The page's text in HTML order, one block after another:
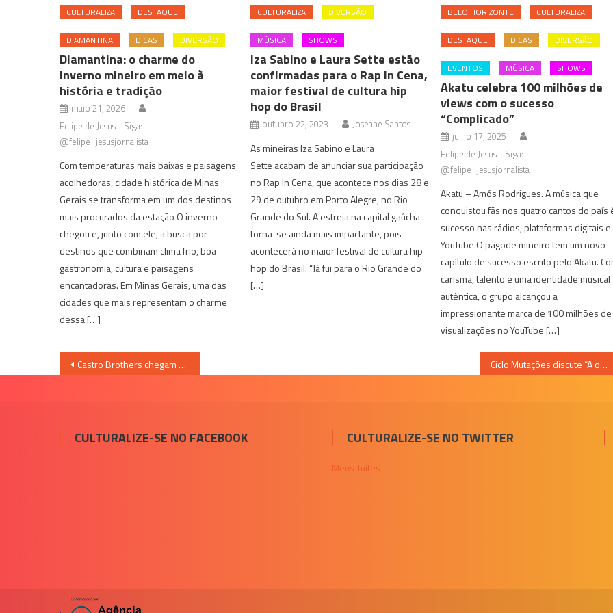
CULTURALIZA DESTAQUE
DIAMANTINA DICAS DIVERSÃO
Diamantina: o charme do
inverno mineiro em meio à
história e tradição
maio 21, 2026
Felipe de Jesus - Siga:
@felipe_jesusjornalista
Com temperaturas mais baixas e paisagens
acolhedoras, cidade histórica de Minas
Gerais se transforma em um dos destinos
mais procurados da estação O inverno
chegou e, junto com ele, a busca por
destinos que combinam clima frio, boa
gastronomia, cultura e paisagens
encantadoras. Em Minas Gerais, uma das
cidades que mais representam o charme
dessa […]
CULTURALIZA DIVERSÃO
MÚSICA SHOWS
Iza Sabino e Laura Sette estão
confirmadas para o Rap In Cena,
maior festival de cultura hip
hop do Brasil
outubro 22, 2023 Joseane Santos
As mineiras Iza Sabino e Laura
Sette acabam de anunciar sua participação
no Rap In Cena, que acontece nos dias 28 e
29 de outubro em Porto Alegre, no Rio
Grande do Sul. A estreia na capital gaúcha
torna-se ainda mais impactante, pois
acontecerá no maior festival de cultura hip
hop do Brasil. “Já fui para o Rio Grande do
[…]
BELO HORIZONTE CULTURALIZA
DESTAQUE DICAS DIVERSÃO
EVENTOS MÚSICA SHOWS
Akatu celebra 100 milhões de
views com o sucesso
“Complicado”
julho 17, 2025
Felipe de Jesus - Siga:
@felipe_jesusjornalista
Akatu – Amós Rodrigues. A música que
conquistou fãs nos quatro cantos do país
sucesso nas rádios, plataformas digitais e
YouTube O pagode mineiro tem um novo
capítulo de sucesso escrito pelo Akatu.
carisma, talento e uma identidade musical
autêntica, o grupo alcançou a
impressionante marca de 100 milhões de
visualizações no YouTube […]
Navegação
Castro Brothers chegam a BH com show UTC Ciclo Mutações discute “A outra margem da política”
CULTURALIZE-SE NO FACEBOOK CULTURALIZE-SE NO TWITTER
Meus Tuítes